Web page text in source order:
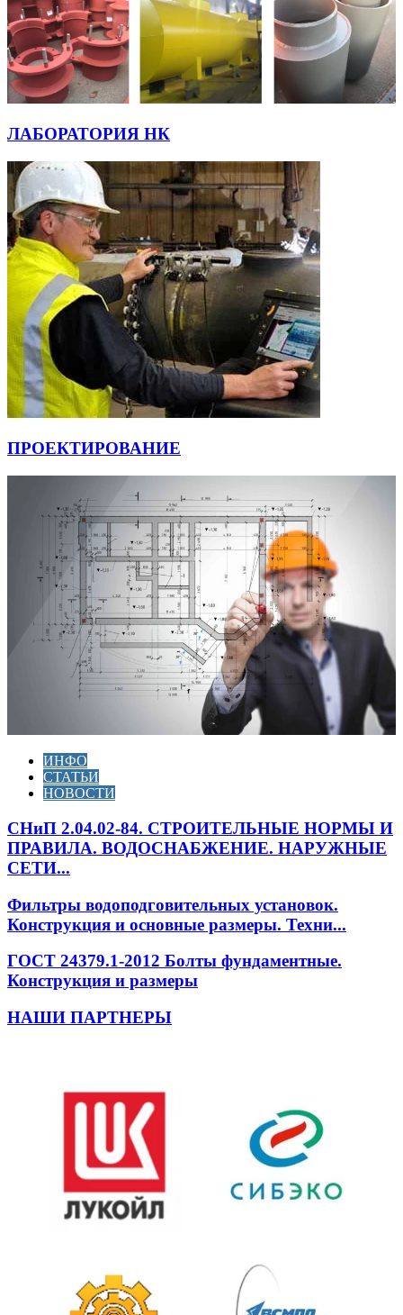
ЛАБОРАТОРИЯ НК
ПРОЕКТИРОВАНИЕ
ИНФО
СТАТЬИ
НОВОСТИ
СНиП 2.04.02-84. СТРОИТЕЛЬНЫЕ НОРМЫ И
ПРАВИЛА. ВОДОСНАБЖЕНИЕ. НАРУЖНЫЕ
СЕТИ...
Фильтры водоподговительных установок.
Конструкция и основные размеры. Техни...
ГОСТ 24379.1-2012 Болты фундаментные.
Конструкция и размеры
НАШИ ПАРТНЕРЫ